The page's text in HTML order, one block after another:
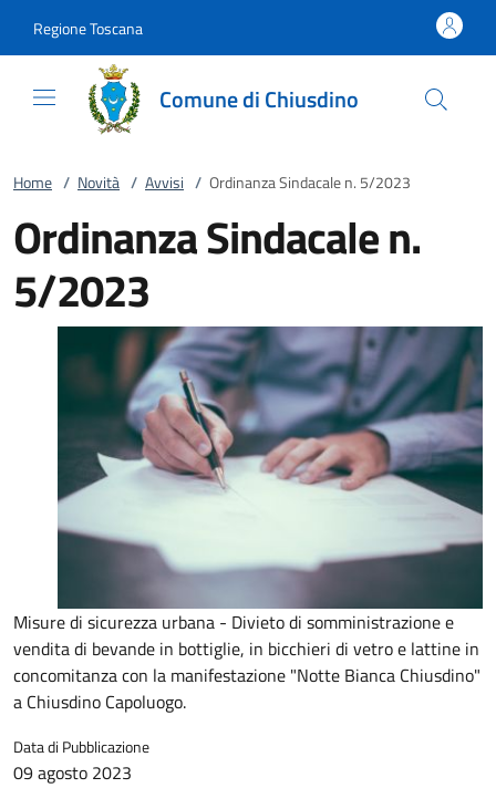
Regione Toscana
Comune di Chiusdino
Home / Novità / Avvisi / Ordinanza Sindacale n. 5/2023
Ordinanza Sindacale n.
5/2023
Misure di sicurezza urbana - Divieto di somministrazione e
vendita di bevande in bottiglie, in bicchieri di vetro e lattine in
concomitanza con la manifestazione "Notte Bianca Chiusdino"
a Chiusdino Capoluogo.
Data di Pubblicazione
09 agosto 2023